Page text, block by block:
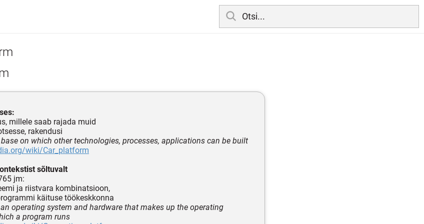
millele saab rajada muid
rakendusi
on which other technologies, processes, applications can be built
wiki/Car_platform
sõltuvalt
jm:
ja riistvara kombinatsioon,
käituse töökeskkonna
operating system and hardware that makes up the operating
a program runs